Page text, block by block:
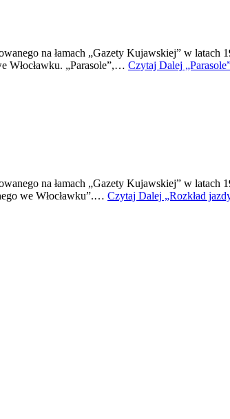
na łamach „Gazety Kujawskiej” w latach
Włocławku. „Parasole”,… Czytaj Dalej
na łamach „Gazety Kujawskiej” w latach
we Włocławku”.… Czytaj Dalej „Rozkład